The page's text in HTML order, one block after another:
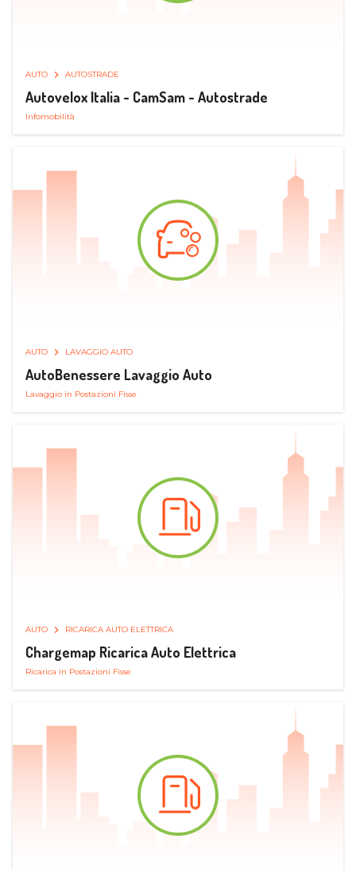
AUTO AUTOSTRADE
Autovelox Italia - CamSam - Autostrade
Infomobilità
AUTO LAVAGGIO AUTO
AutoBenessere Lavaggio Auto
Lavaggio in Postazioni Fisse
AUTO RICARICA AUTO ELETTRICA
Chargemap Ricarica Auto Elettrica
Ricarica in Postazioni Fisse